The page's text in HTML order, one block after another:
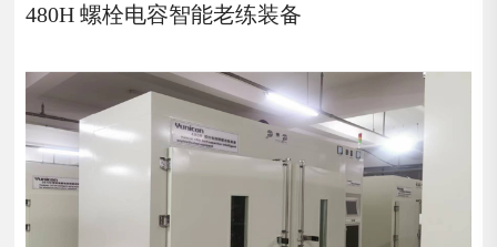
480H 螺栓电容智能老练装备